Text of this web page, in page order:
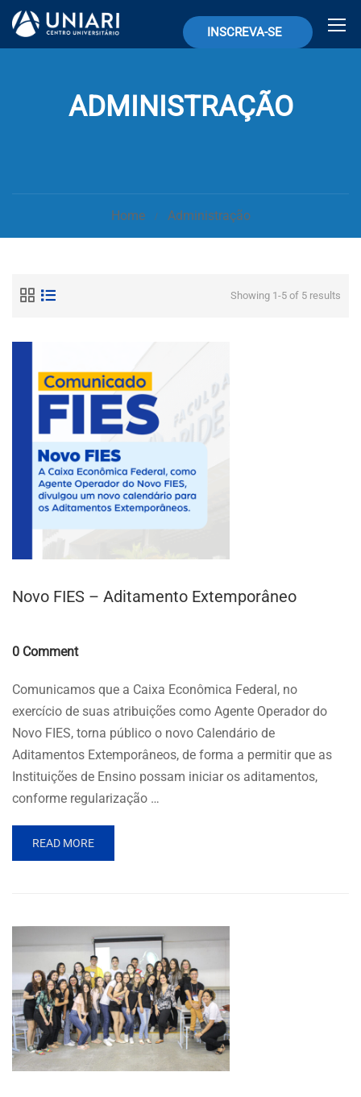
INSCREVA-SE
ADMINISTRAÇÃO
Home Administração
Showing 1-5 of 5 results
Novo FIES – Aditamento Extemporâneo
0 Comment
Comunicamos que a Caixa Econômica Federal, no
exercício de suas atribuições como Agente Operador do
Novo FIES, torna público o novo Calendário de
Aditamentos Extemporâneos, de forma a permitir que as
Instituições de Ensino possam iniciar os aditamentos,
conforme regularização …
READ MORE